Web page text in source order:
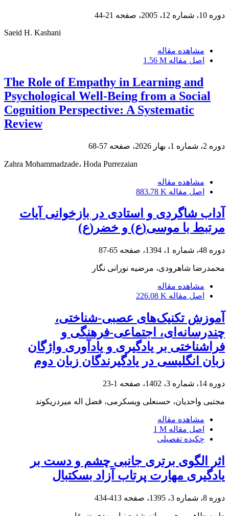
دوره 10، شماره 12، 2005، صفحه
21-44
Saeid H. Kashani
مشاهده مقاله
اصل مقاله 1.56 M
The Role of Empathy in Learning and
Psychological Well-Being from a Social
Cognition Perspective: A Systematic
Review
دوره 2، شماره 1، بهار 2026، صفحه 57-68
Zahra Mohammadzade، Hoda Purrezaian
مشاهده مقاله
اصل مقاله 883.78 K
آداب شاگردی و استادی در بازخوانی آیات
مرتبط با موسی(ع) و خضر(ع)
دوره 48، شماره 1، 1394، صفحه 65-87
محمدرضا شاهرودی، مرضیه نورانی نگار
مشاهده مقاله
اصل مقاله 226.08 K
آموزش تکنیک‌های عصبی-شناختی،
چندرسانه‌ای، اجتماعی-فرهنگی و
فراشناختی بر یادگیری و یادآوری واژگان
زبان انگلیسی در یادگیرندگان زبان دوم
دوره 14، شماره 3، 1402، صفحه 1-23
مجتبی واحدیان، حسنعلی ویسکرمی، فضل اله میردریکوند
مشاهده مقاله
اصل مقاله 1 M
چکیده تفصیلی
اثر الگوی برتری جانبی چشم و دست بر
یادگیری مهارت پرتاب آزاد بسکتبال
دوره 8، شماره 3، 1395، صفحه 413-434